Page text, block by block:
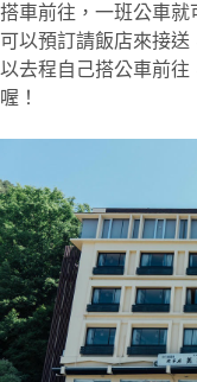
搭車前往，一班公車
可以預訂請飯店來接
以去程自己搭公車前
喔！